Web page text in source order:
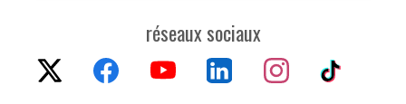
réseaux sociaux